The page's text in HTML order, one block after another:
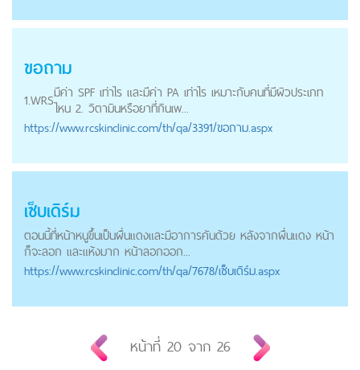
ขอถาม
1.WRSมีค่า SPF เท่าไร และมีค่า PA เท่าไร เหมาะกับคนที่มีผิวประเภท
ไหน 2. วิตามินหรือยาที่กินเพ...
https://www.rcskinclinic.com/th/qa/3391/ขอถาม.aspx
เซ็บเดิร์ม
ตอนนี้ที่หน้าหนูขึ้นเป็นผื่นแดงและมีอาการคันด้วย หลังจากผื่นแดง หน้า
ก็จะลอก และแห้งมาก หน้าลอกออก...
https://www.rcskinclinic.com/th/qa/7678/เซ็บเดิร์ม.aspx
หน้าที่ 20จาก 26